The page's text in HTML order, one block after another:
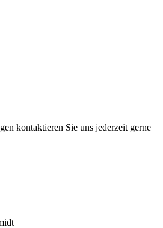
kontaktieren Sie uns jederzeit gerne